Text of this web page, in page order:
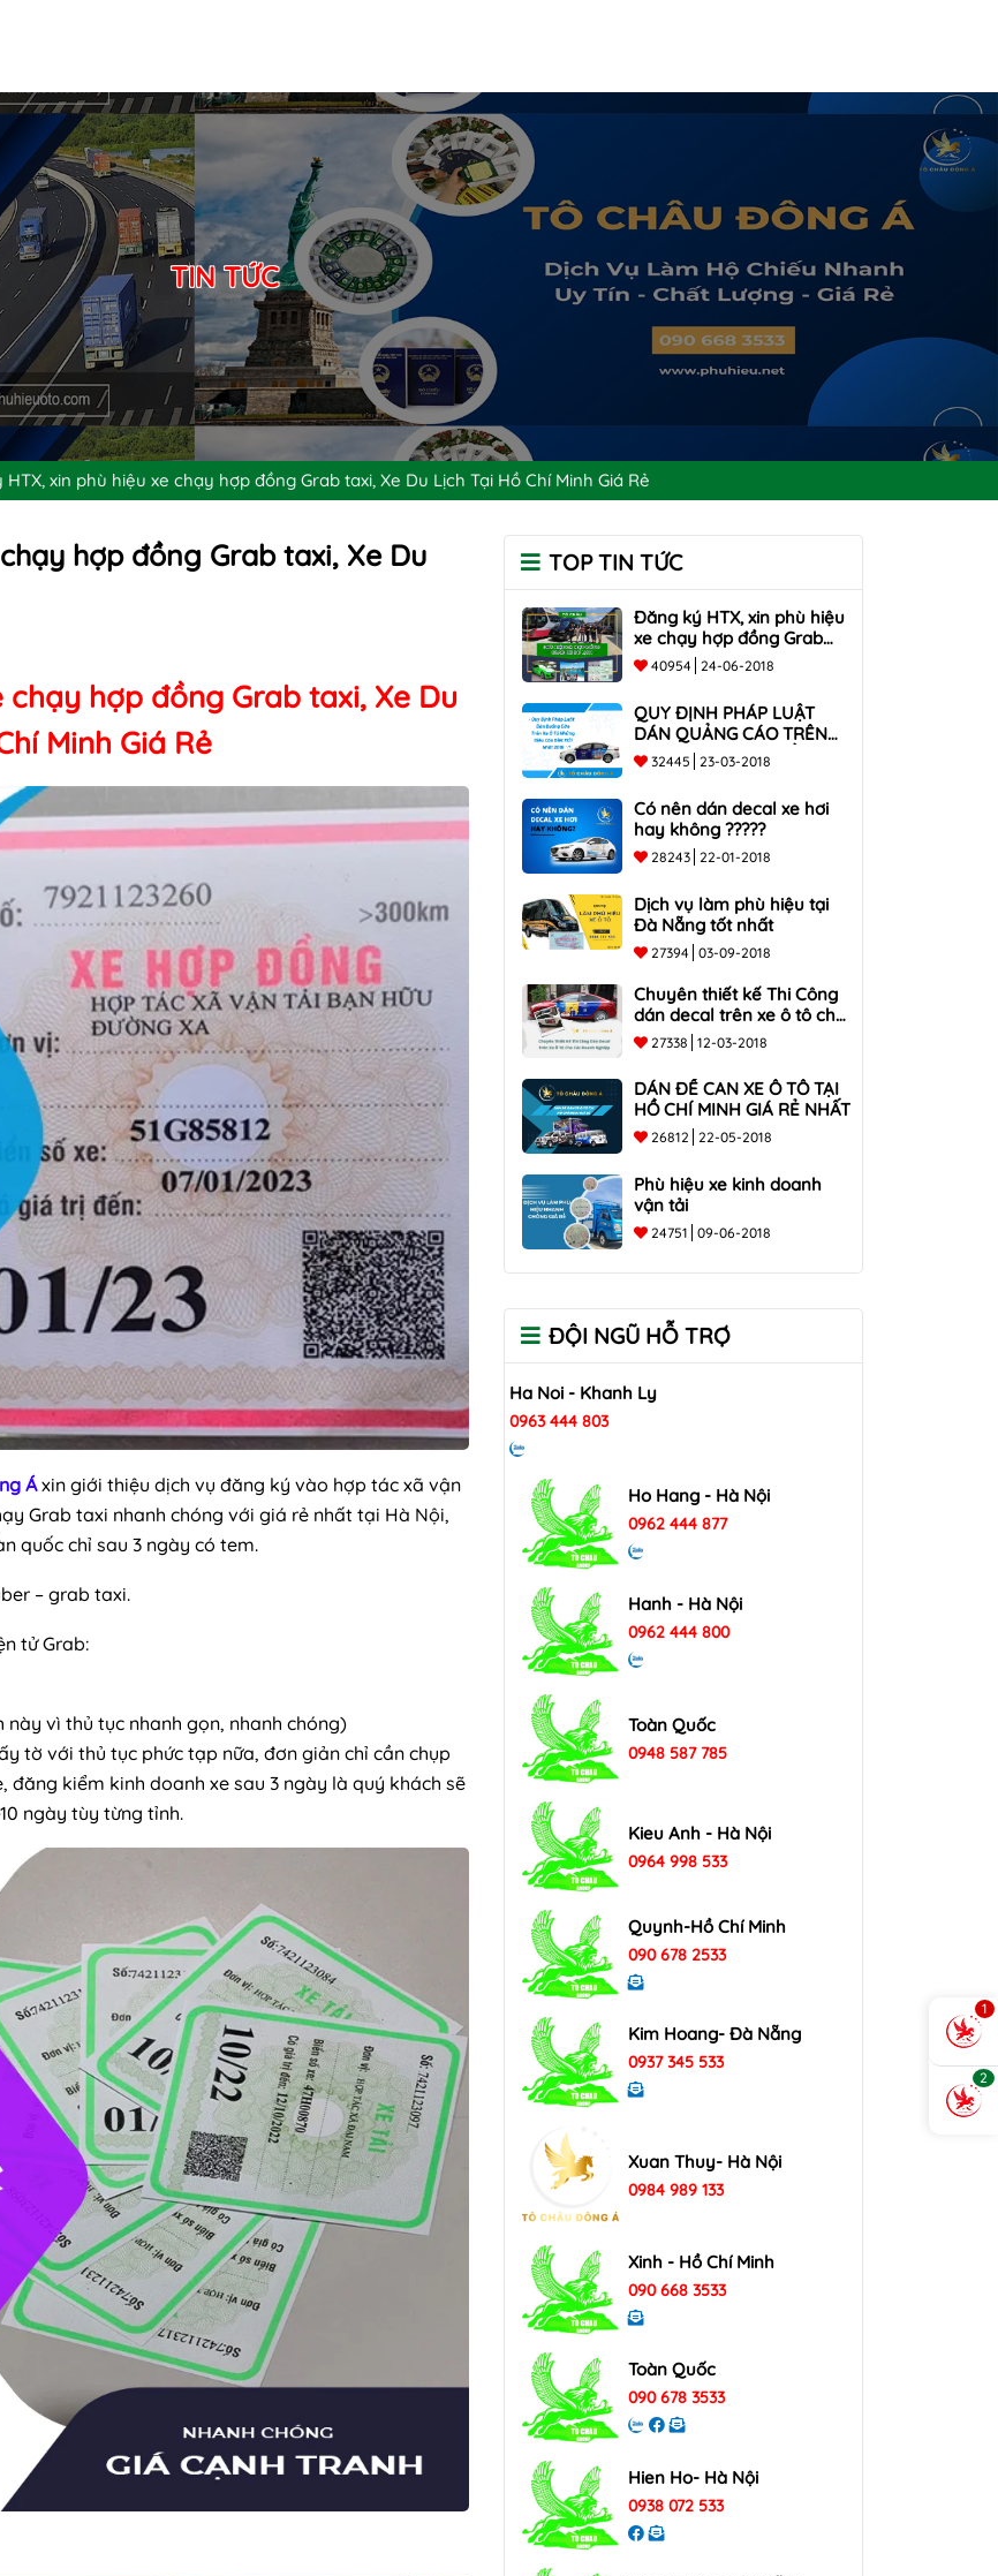
TIN TỨC
xin phù hiệu xe chạy hợp đồng Grab taxi, Xe Du Lịch Tại Hồ Chí Minh Giá Rẻ
hợp đồng Grab taxi, Xe Du
hợp đồng Grab taxi, Xe Du
Minh Giá Rẻ
Áxin giới thiệu dịch vụ đăng ký vào hợp tác xã vận
Grab taxi nhanh chóng với giá rẻ nhất tại Hà Nội,
quốc chỉ sau 3 ngày có tem.
– grab taxi.
tử Grab:
vì thủ tục nhanh gọn, nhanh chóng)
tờ với thủ tục phức tạp nữa, đơn giản chỉ cần chụp
đăng kiểm kinh doanh xe sau 3 ngày là quý khách sẽ
ngày tùy từng tỉnh.
TOP TIN TỨC
Đăng ký HTX, xin phù hiệu
xe chạy hợp đồng Grab
taxi, Xe Du Lịch Tại Hồ Chí
Minh Giá Rẻ
40954 24-06-2018
QUY ĐỊNH PHÁP LUẬT
DÁN QUẢNG CÁO TRÊN
XE Ô TÔ NHỮNG ĐIỀU
CẦN BIẾT mới nhất 2018
???
32445 23-03-2018
Có nên dán decal xe hơi
hay không ?????
28243 22-01-2018
Dịch vụ làm phù hiệu tại
Đà Nẵng tốt nhất
27394 03-09-2018
Chuyên thiết kế Thi Công
dán decal trên xe ô tô cho
các doanh nghiệp
27338 12-03-2018
DÁN ĐỀ CAN XE Ô TÔ TẠI
HỒ CHÍ MINH GIÁ RẺ NHẤT
26812 22-05-2018
Phù hiệu xe kinh doanh
vận tải
24751 09-06-2018
ĐỘI NGŨ HỖ TRỢ
Ha Noi - Khanh Ly
0963 444 803
Ho Hang - Hà Nội
0962 444 877
Hanh - Hà Nội
0962 444 800
Toàn Quốc
0948 587 785
Kieu Anh - Hà Nội
0964 998 533
Quynh-Hồ Chí Minh
090 678 2533
Kim Hoang- Đà Nẵng
0937 345 533
Xuan Thuy- Hà Nội
0984 989 133
Xinh - Hồ Chí Minh
090 668 3533
Toàn Quốc
090 678 3533
Hien Ho- Hà Nội
0938 072 533
1
2